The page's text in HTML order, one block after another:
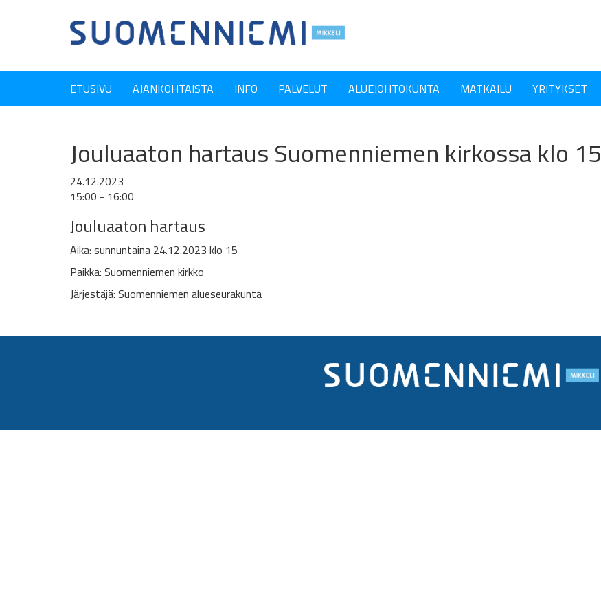
ETUSIVU AJANKOHTAISTA INFO PALVELUT ALUEJOHTOKUNTA MATKAILU YRITYKSET
Jouluaaton hartaus Suomenniemen kirkossa klo 15
24.12.2023
15:00 - 16:00
Jouluaaton hartaus
Aika: sunnuntaina 24.12.2023 klo 15
Paikka: Suomenniemen kirkko
Järjestäjä: Suomenniemen alueseurakunta